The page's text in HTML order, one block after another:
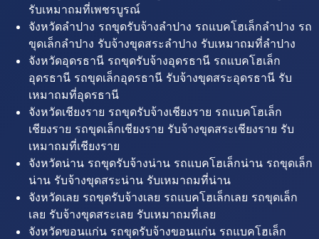
รับเหมาถมที่เพชรบูรณ์
จังหวัดลำปาง รถขุดรับจ้างลำปาง รถแบคโฮเล็กลำปาง รถ
ขุดเล็กลำปาง รับจ้างขุดสระลำปาง รับเหมาถมที่ลำปาง
จังหวัดอุดรธานี รถขุดรับจ้างอุดรธานี รถแบคโฮเล็ก
อุดรธานี รถขุดเล็กอุดรธานี รับจ้างขุดสระอุดรธานี รับ
เหมาถมที่อุดรธานี
จังหวัดเชียงราย รถขุดรับจ้างเชียงราย รถแบคโฮเล็ก
เชียงราย รถขุดเล็กเชียงราย รับจ้างขุดสระเชียงราย รับ
เหมาถมที่เชียงราย
จังหวัดน่าน รถขุดรับจ้างน่าน รถแบคโฮเล็กน่าน รถขุดเล็ก
น่าน รับจ้างขุดสระน่าน รับเหมาถมที่น่าน
จังหวัดเลย รถขุดรับจ้างเลย รถแบคโฮเล็กเลย รถขุดเล็ก
เลย รับจ้างขุดสระเลย รับเหมาถมที่เลย
จังหวัดขอนแก่น รถขุดรับจ้างขอนแก่น รถแบคโฮเล็ก